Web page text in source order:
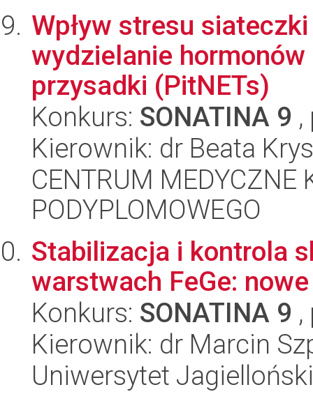
Wpływ stresu
wydzielanie
przysadki (PitNETs)
Konkurs: SONATINA 9
Kierownik: dr Beata
CENTRUM MEDYCZNE
PODYPLOMOWEGO
Stabilizacja i kontrola
warstwach FeGe:
Konkurs: SONATINA 9
Kierownik: dr Marcin
Uniwersytet Jagielloński